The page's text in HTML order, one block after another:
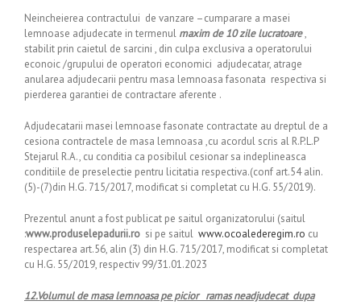
Neincheierea contractului de vanzare –cumparare a masei
lemnoase adjudecate in termenul maxim de 10 zile lucratoare,
stabilit prin caietul de sarcini , din culpa exclusiva a operatorului
econoic /grupului de operatori economici adjudecatar, atrage
anularea adjudecarii pentru masa lemnoasa fasonata respectiva si
pierderea garantiei de contractare aferente .
Adjudecatarii masei lemnoase fasonate contractate au dreptul de a
cesiona contractele de masa lemnoasa ,cu acordul scris al R.P.L.P
Stejarul R.A., cu conditia ca posibilul cesionar sa indeplineasca
conditiile de preselectie pentru licitatia respectiva.(conf art.54 alin.
(5)-(7)din H.G. 715/2017, modificat si completat cu H.G. 55/2019).
Prezentul anunt a fost publicat pe saitul organizatorului (saitul
:www.produselepadurii.ro si pe saitul www.ocoalederegim.ro cu
respectarea art.56, alin (3) din H.G. 715/2017, modificat si completat
cu H.G. 55/2019, respectiv 99/31.01.2023
12.Volumul de masa lemnoasa pe picior ramas neadjudecat dupa